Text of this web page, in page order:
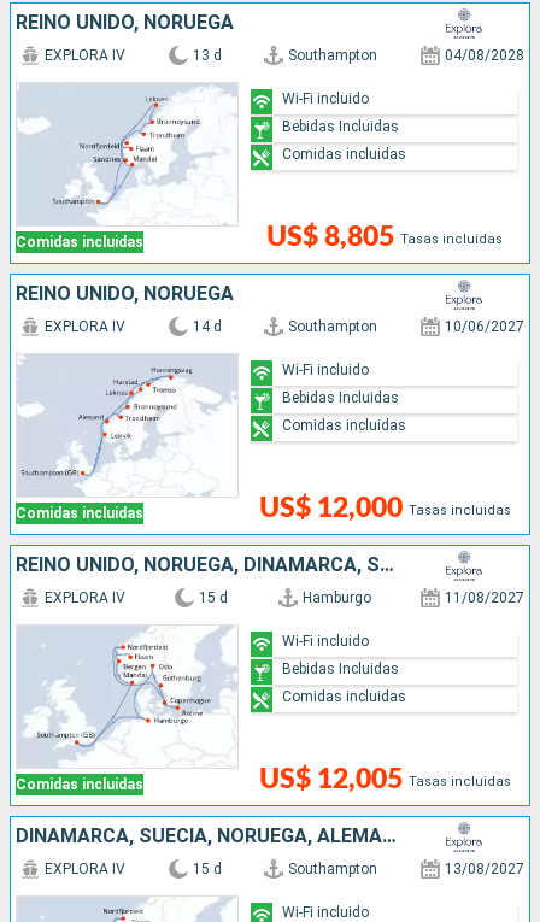
REINO UNIDO, NORUEGA
Comidas incluidas
EXPLORA IV 13 d Southampton 04/08/2028
US$ 8,805 Tasas incluidas
Wi-Fi incluido
Bebidas Incluidas
Comidas incluidas
REINO UNIDO, NORUEGA
Comidas incluidas
EXPLORA IV 14 d Southampton 10/06/2027
US$ 12,000 Tasas incluidas
Wi-Fi incluido
Bebidas Incluidas
Comidas incluidas
REINO UNIDO, NORUEGA, DINAMARCA, SUECIA, ALEMANIA
Comidas incluidas
EXPLORA IV 15 d Hamburgo 11/08/2027
US$ 12,005 Tasas incluidas
Wi-Fi incluido
Bebidas Incluidas
Comidas incluidas
DINAMARCA, SUECIA, NORUEGA, ALEMANIA, REINO UNIDO
EXPLORA IV 15 d Southampton 13/08/2027
Wi-Fi incluido